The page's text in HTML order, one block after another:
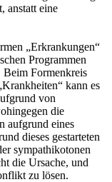
anstatt eine
„Erkrankungen“
Programmen
Beim Formenkreis
kann es
von
die
aufgrund eines
dieses gestarteten
sympathikotonen
die Ursache, und
zu lösen.